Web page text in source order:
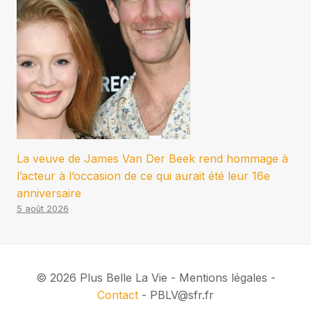
La veuve de James Van Der Beek rend hommage à
l’acteur à l’occasion de ce qui aurait été leur 16e
anniversaire
5 août 2026
© 2026 Plus Belle La Vie - Mentions légales -
Contact - PBLV@sfr.fr